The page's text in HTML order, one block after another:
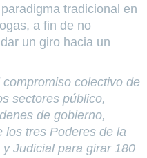
tradicional en
a fin de no
un giro hacia un
colectivo de
sectores público,
de gobierno,
los tres Poderes de la
Judicial para girar 180